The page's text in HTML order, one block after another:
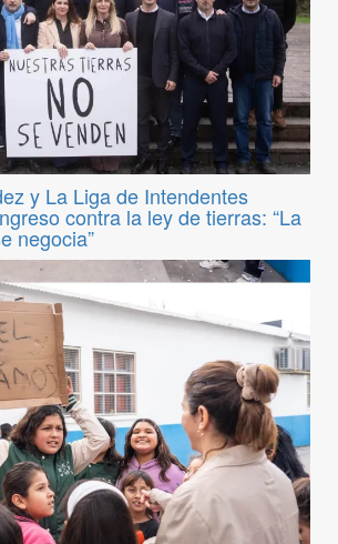
y La Liga de Intendentes
contra la ley de tierras: “La
negocia”